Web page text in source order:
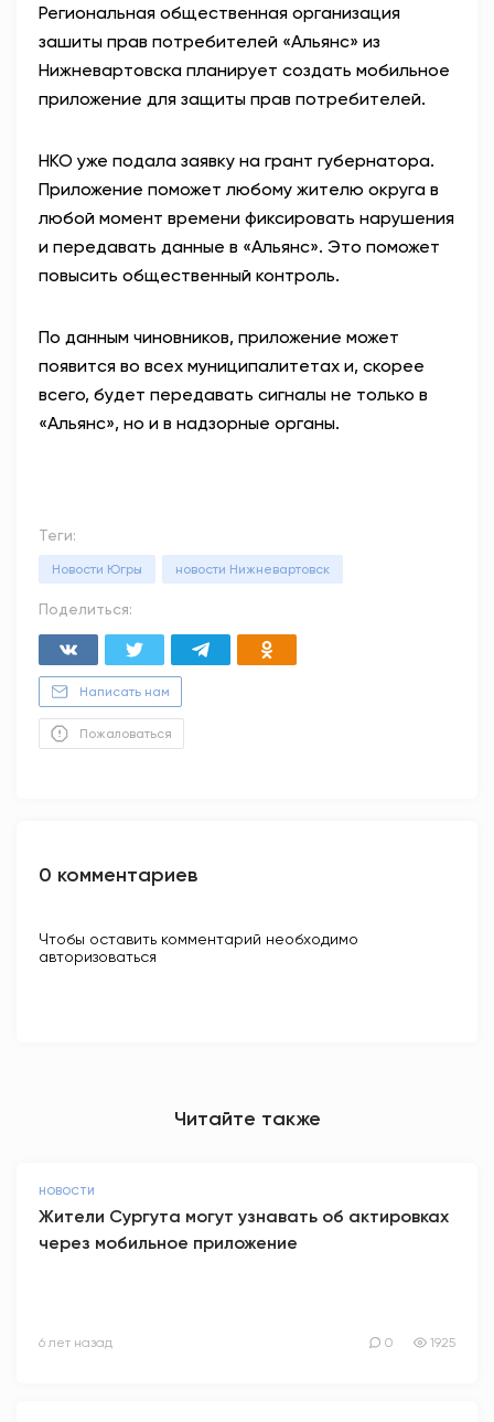
Региональная общественная организация
зашиты прав потребителей «Альянс» из
Нижневартовска планирует создать мобильное
приложение для защиты прав потребителей.
НКО уже подала заявку на грант губернатора.
Приложение поможет любому жителю округа в
любой момент времени фиксировать нарушения
и передавать данные в «Альянс». Это поможет
повысить общественный контроль.
По данным чиновников, приложение может
появится во всех муниципалитетах и, скорее
всего, будет передавать сигналы не только в
«Альянс», но и в надзорные органы.
Теги:
Новости Югры новости Нижневартовск
Поделиться:
Написать нам
Пожаловаться
0 комментариев
Чтобы оставить комментарий необходимо
авторизоваться
Читайте также
НОВОСТИ
Жители Сургута могут узнавать об актировках
через мобильное приложение
6 лет назад 0 1925